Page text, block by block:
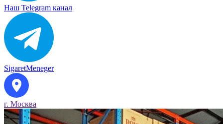
Наш Telegram канал
SigaretMeneger
г. Москва